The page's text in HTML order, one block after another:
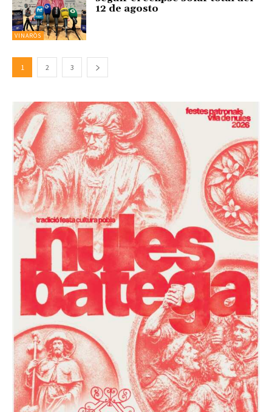
VINARÒS
12 de agosto
1 2 3